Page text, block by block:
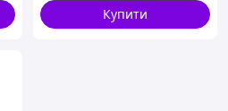
Купити